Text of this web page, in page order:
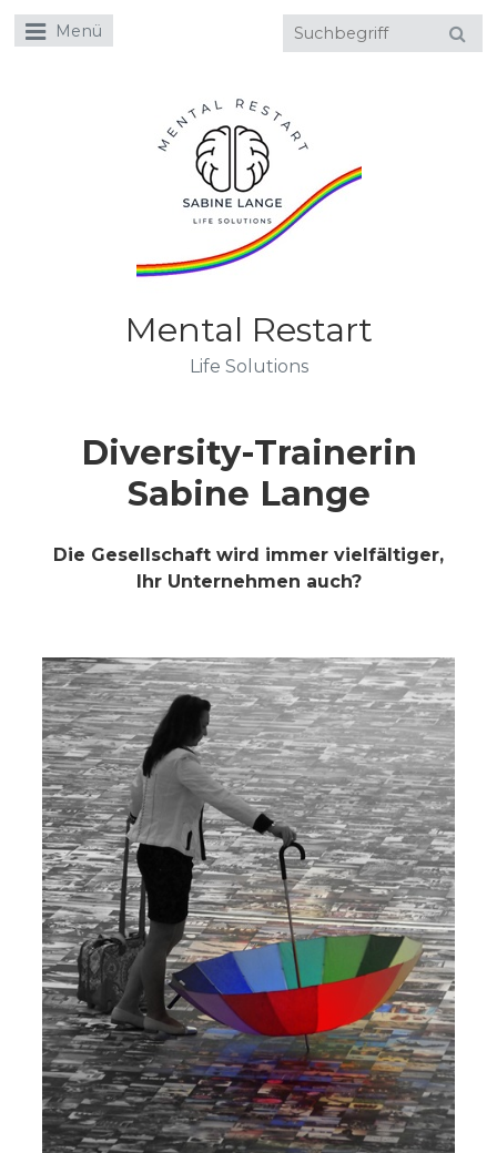
Menü
Mental Restart
Life Solutions
Diversity-Trainerin
Sabine Lange
Die Gesellschaft wird immer vielfältiger,
Ihr Unternehmen auch?